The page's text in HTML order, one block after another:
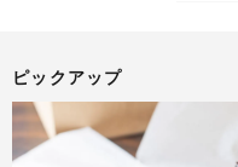
ピックアップ